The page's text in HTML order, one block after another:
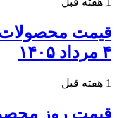
قیمت محصولات
۴ مرداد ۱۴۰۵
1 هفته قبل
قیمت روز